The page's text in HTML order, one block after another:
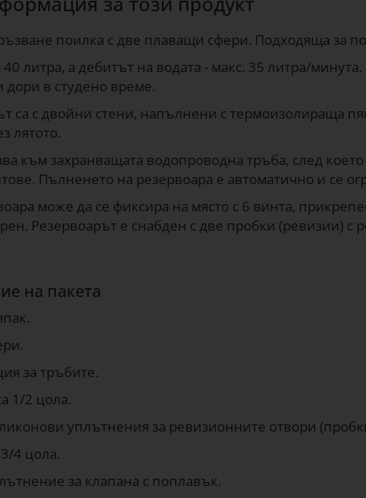
поилка с две плаващи сфери. Подходяща за
литра, а дебитът на водата - макс. 35 литра/
дори в студено време.
са с двойни стени, напълнени с термоизолираща
лятото.
към захранващата водопроводна тръба, след
Пълненето на резервоара е автоматично и се
може да се фиксира на място с 6 винта,
Резервоарът е снабден с две пробки (ревизии) с
на пакета
за тръбите.
1/2 цола.
уплътнения за ревизионните отвори
4 цола.
за клапана с поплавък.